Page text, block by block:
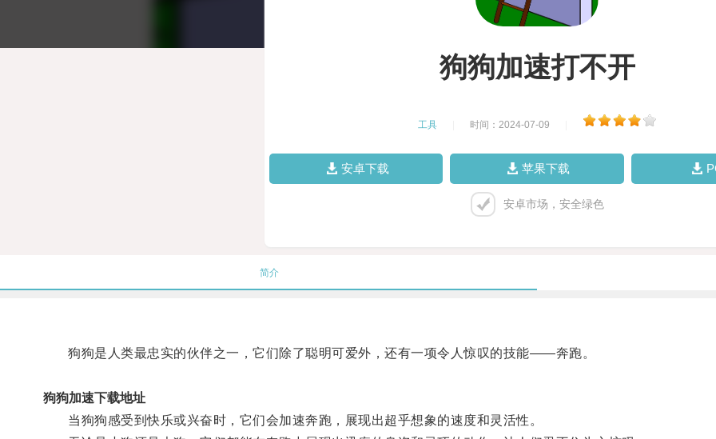
狗狗加速打不开
工具 时间：2024-07-09
安卓下载 苹果下载
安卓市场，安全绿色
简介
狗狗是人类最忠实的伙伴之一，它们除了聪明可爱外，还有一项令人惊叹的技能——奔跑。
狗狗加速下载地址
当狗狗感受到快乐或兴奋时，它们会加速奔跑，展现出超乎想象的速度和灵活性。